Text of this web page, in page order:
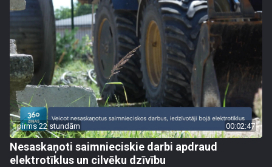
pirms 22 stundām 00:02:47
Nesaskaņoti saimnieciskie darbi apdraud
elektrotīklus un cilvēku dzīvību